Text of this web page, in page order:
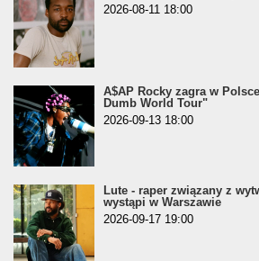
2026-08-11 18:00
A$AP Rocky zagra w
Dumb World Tour"
2026-09-13 18:00
Lute - raper związany z
wystąpi w Warszawie
2026-09-17 19:00